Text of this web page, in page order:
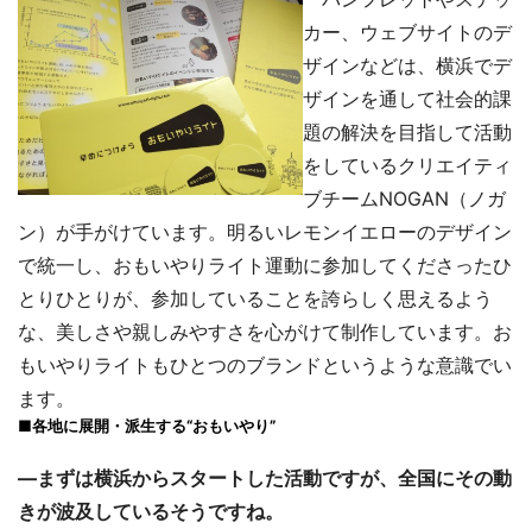
カー、ウェブサイトのデ
ザインなどは、横浜でデ
ザインを通して社会的課
題の解決を目指して活動
をしているクリエイティ
ブチームNOGAN（ノガ
ン）が手がけています。明るいレモンイエローのデザイン
で統一し、おもいやりライト運動に参加してくださったひ
とりひとりが、参加していることを誇らしく思えるよう
な、美しさや親しみやすさを心がけて制作しています。お
もいやりライトもひとつのブランドというような意識でい
ます。
■各地に展開・派生する“おもいやり”
―まずは横浜からスタートした活動ですが、全国にその動
きが波及しているそうですね。